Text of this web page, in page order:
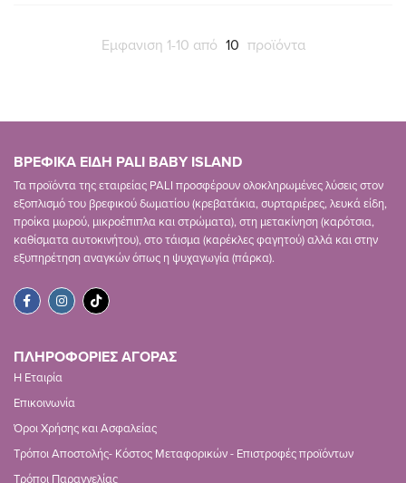
Εμφανιση 1-10 από 10 προϊόντα
ΒΡΕΦΙΚΑ ΕΙΔΗ PALI BABY ISLAND
Τα προϊόντα της εταιρείας PALI προσφέρουν ολοκληρωμένες λύσεις στον
εξοπλισμό του βρεφικού δωματίου (κρεβατάκια, συρταριέρες, λευκά είδη,
προίκα μωρού, μικροέπιπλα και στρώματα), στη μετακίνηση (καρότσια,
καθίσματα αυτοκινήτου), στο τάισμα (καρέκλες φαγητού) αλλά και στην
εξυπηρέτηση αναγκών όπως η ψυχαγωγία (πάρκα).
ΠΛΗΡΟΦΟΡΙΕΣ ΑΓΟΡΑΣ
Η Εταιρία
Επικοινωνία
Όροι Χρήσης και Ασφαλείας
Τρόποι Αποστολής- Κόστος Μεταφορικών - Επιστροφές προϊόντων
Τρόποι Παραγγελίας